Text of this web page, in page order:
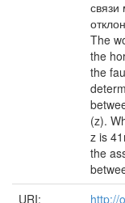
The
the
the
(z).
z is
the
URI:
http://